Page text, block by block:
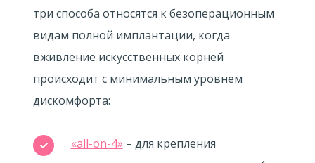
три способа относятся к безоперационным
видам полной имплантации, когда
вживление искусственных корней
происходит с минимальным уровнем
дискомфорта:
«all-on-4» – для крепления